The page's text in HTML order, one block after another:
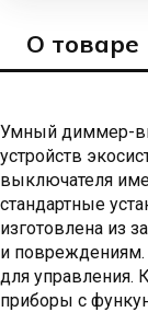
О товаре
Умный диммер-
устройств
выключателя
стандартные
изготовлена из
и
для управления.
приборы с